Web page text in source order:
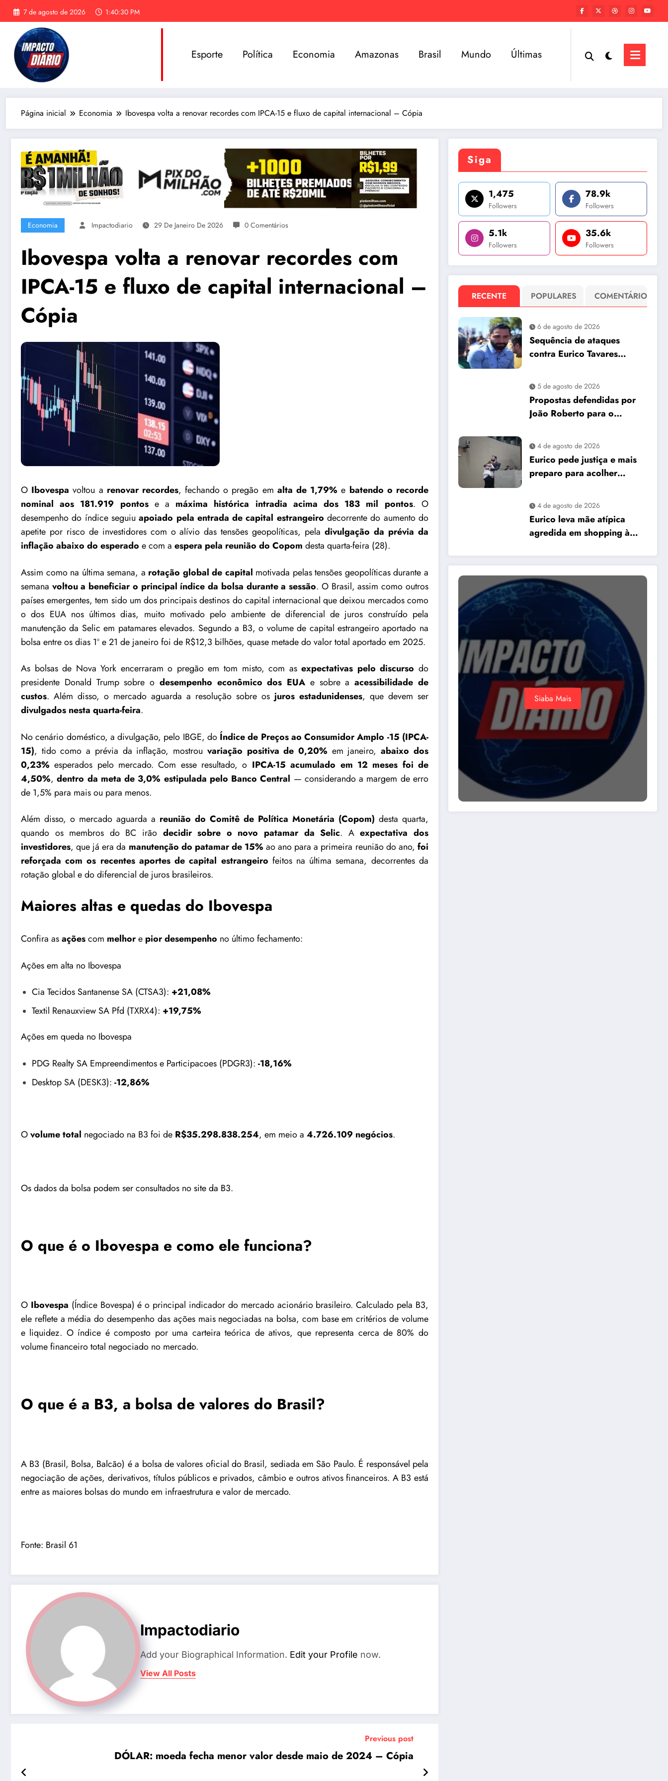
Pular
para
conteúdo
7 de agosto de 2026 1:40:31 PM
Esporte Política Economia Amazonas Brasil Mundo Últimas
Página inicial Economia Ibovespa volta a renovar recordes com IPCA-15 e fluxo de capital internacional – Cópia
Economia Impactodiario 29 De Janeiro De 2026 0 Comentários
Ibovespa volta a renovar recordes com
IPCA-15 e fluxo de capital internacional –
Cópia
O Ibovespa voltou a renovar recordes, fechando o pregão em alta de 1,79% e batendo o recorde
nominal aos 181.919 pontose a máxima histórica intradia acima dos 183 mil pontos. O
desempenho do índice seguiuapoiado pela entrada de capital estrangeiro decorrente do aumento do
apetite por risco de investidores com o alívio das tensões geopolíticas, pela divulgação da prévia da
inflação abaixo do esperado e com a espera pela reunião do Copom desta quarta-feira (28).
Assim como na última semana, a rotação global de capital motivada pelas tensões geopolíticas durante a
semana voltou a beneficiar o principal índice da bolsa durante a sessão. O Brasil, assim como outros
países emergentes, tem sido um dos principais destinos do capital internacional que deixou mercados como
o dos EUA nos últimos dias, muito motivado pelo ambiente de diferencial de juros construído pela
manutenção da Selic em patamares elevados. Segundo a B3, o volume de capital estrangeiro aportado na
bolsa entre os dias 1º e 21 de janeiro foi de R$12,3 bilhões, quase metade do valor total aportado em 2025.
As bolsas de Nova York encerraram o pregão em tom misto, com asexpectativas pelo discurso do
presidente Donald Trump sobre o desempenho econômico dos EUA e sobre aacessibilidade de
custos. Além disso, o mercado aguarda a resolução sobre osjuros estadunidenses, que devem ser
divulgados nesta quarta-feira.
No cenário doméstico, a divulgação, pelo IBGE, do Índice de Preços ao Consumidor Amplo -15 (IPCA-
15), tido como a prévia da inflação, mostrou variação positiva de 0,20% em janeiro,abaixo dos
0,23% esperados pelo mercado. Com esse resultado, o IPCA-15 acumulado em 12 meses foi de
4,50%,dentro da meta de 3,0% estipulada pelo Banco Central — considerando a margem de erro
de 1,5% para mais ou para menos.
Além disso, o mercado aguarda a reunião do Comitê de Política Monetária (Copom) desta quarta,
quando os membros do BC irãodecidir sobre o novo patamar da Selic. Aexpectativa dos
investidores, que já era da manutenção do patamar de 15% ao ano para a primeira reunião do ano, foi
reforçada com os recentes aportes de capital estrangeiro feitos na última semana, decorrentes da
rotação global e do diferencial de juros brasileiros.
Maiores altas e quedas do Ibovespa
Confira asaçõescom melhore piordesempenho no último fechamento:
Ações em alta no Ibovespa
Cia Tecidos Santanense SA (CTSA3): +21,08%
Textil Renauxview SA Pfd (TXRX4): +19,75%
Ações em queda no Ibovespa
PDG Realty SA Empreendimentos e Participacoes (PDGR3): -18,16%
Desktop SA (DESK3): -12,86%
Ovolume total negociado na B3 foi de R$35.298.838.254, em meio a 4.726.109 negócios.
Os dados da bolsa podem ser consultados nosite da B3.
O que é o Ibovespa e como ele funciona?
O Ibovespa (Índice Bovespa) é o principal indicador do mercado acionário brasileiro. Calculado pela B3,
ele reflete a média do desempenho das ações mais negociadas na bolsa, com base em critérios de volume
e liquidez. O índice é composto por uma carteira teórica de ativos, que representa cerca de 80% do
volume financeiro total negociado no mercado.
O que é a B3, a bolsa de valores do Brasil?
A B3 (Brasil, Bolsa, Balcão) é a bolsa de valores oficial do Brasil, sediada em São Paulo. É responsável pela
negociação de ações, derivativos, títulos públicos e privados, câmbio e outros ativos financeiros. A B3 está
entre as maiores bolsas do mundo em infraestrutura e valor de mercado.
Fonte: Brasil 61
Impactodiario
Add your Biographical Information. Edit your Profile now.
View All Posts
Previous post
DÓLAR: moeda fecha menor valor desde maio de 2024 – Cópia
Siga
1,475
Followers
78.9k
Followers
5.1k
Followers
35.6k
Followers
RECENTE POPULARES COMENTÁRIO
6 de agosto de 2026
Sequência de ataques
contra Eurico Tavares
corrida pela Aleam
5 de agosto de 2026
Propostas defendidas por
João Roberto para o
ao plano de governo de
David Almeida
4 de agosto de 2026
Eurico pede justiça e mais
preparo para acolher
4 de agosto de 2026
Eurico leva mãe atípica
agredida em shopping à
preparo dos
estabelecimentos para
acolher autistas
Siaba Mais